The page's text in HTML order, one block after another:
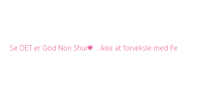
Se DET er God Non Shui💗 …Ikke at forveksle med Fe